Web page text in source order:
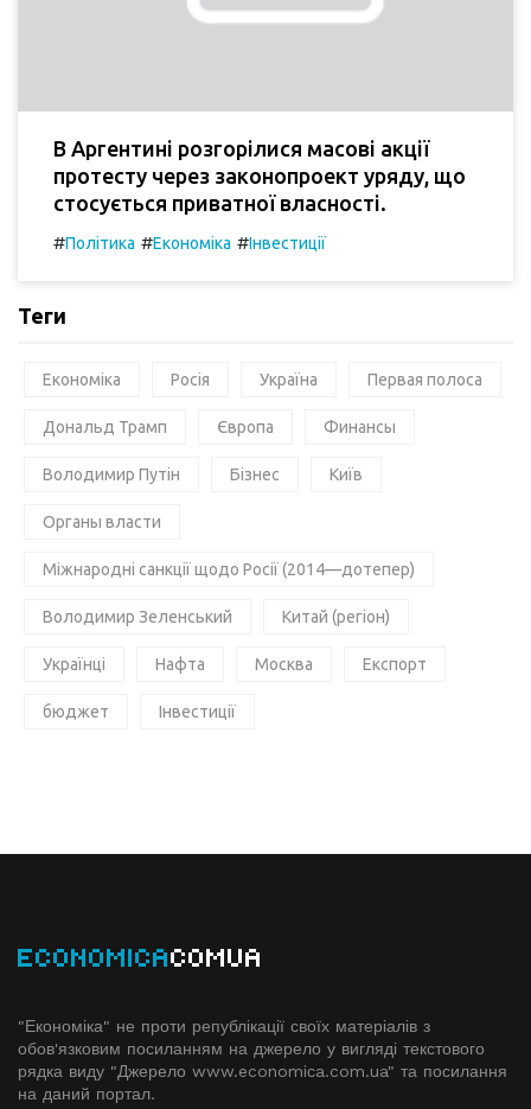
В Аргентині розгорілися масові акції
протесту через законопроект уряду, що
стосується приватної власності.
#Політика #Економіка #Інвестиції
Теги
Економіка Росія Україна Первая полоса
Дональд Трамп Європа Финансы
Володимир Путін Бізнес Київ
Органы власти
Міжнародні санкції щодо Росії (2014—дотепер)
Володимир Зеленський Китай (регіон)
Українці Нафта Москва Експорт
бюджет Інвестиції
ECONOMICACOMUA
"Економіка" не проти републікації своїх матеріалів з
обов'язковим посиланням на джерело у вигляді текстового
рядка виду "Джерело www.economiсa.com.ua" та посилання
на даний портал.